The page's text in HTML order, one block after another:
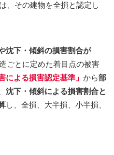
、その建物を全損と認定し
沈下・傾斜の損害割合が
ごとに定めた着目点の被害
による損害認定基準」 から部
沈下・傾斜による損害割合と
し、全損、大半損、小半損、